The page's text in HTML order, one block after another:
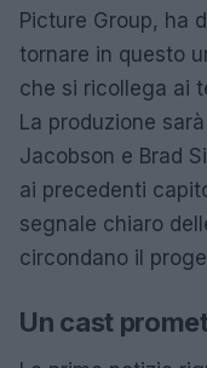
Picture Group, ha
tornare in questo
che si ricollega ai
La produzione
Jacobson e Brad
ai precedenti
segnale chiaro
circondano il
Un cast